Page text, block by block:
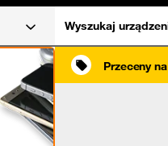
Wyszukaj
Przeceny